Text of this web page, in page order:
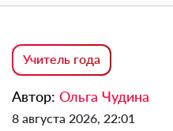
Учитель года
Автор: Ольга Чудина
8 августа 2026, 22:01